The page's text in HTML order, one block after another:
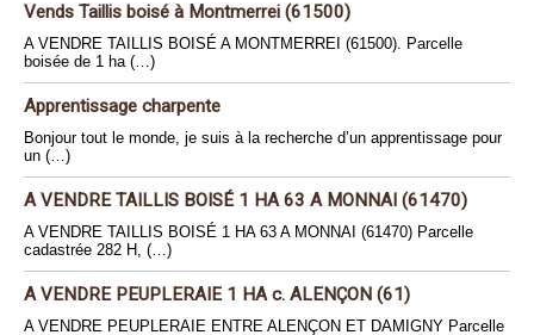
Vends Taillis boisé à Montmerrei (61500)
A VENDRE TAILLIS BOISÉ A MONTMERREI (61500). Parcelle
boisée de 1 ha (…)
Apprentissage charpente
Bonjour tout le monde, je suis à la recherche d’un apprentissage pour
un (…)
A VENDRE TAILLIS BOISÉ 1 HA 63 A MONNAI (61470)
A VENDRE TAILLIS BOISÉ 1 HA 63 A MONNAI (61470) Parcelle
cadastrée 282 H, (…)
A VENDRE PEUPLERAIE 1 HA c. ALENÇON (61)
A VENDRE PEUPLERAIE ENTRE ALENÇON ET DAMIGNY Parcelle